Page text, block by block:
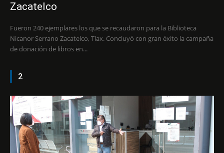
Zacatelco
Fueron 240 ejemplares los que se recaudaron para la Biblioteca
Nicanor Serrano Zacatelco, Tlax. Concluyó con gran éxito la campaña
de donación de libros en...
2